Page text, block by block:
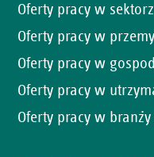
Oferty pracy w
Oferty pracy w
Oferty pracy w
Oferty pracy w
Oferty pracy w